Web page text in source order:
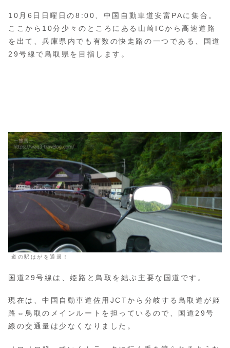
10月6日日曜日の8:00、中国自動車道安富PAに集合。
ここから10分少々のところにある山崎ICから高速道路
を出て、兵庫県内でも有数の快走路の一つである、国道
29号線で鳥取県を目指します。
道の駅はがを通過！
国道29号線は、姫路と鳥取を結ぶ主要な国道です。
現在は、中国自動車道佐用JCTから分岐する鳥取道が姫
路⇔鳥取のメインルートを担っているので、国道29号
線の交通量は少なくなりました。